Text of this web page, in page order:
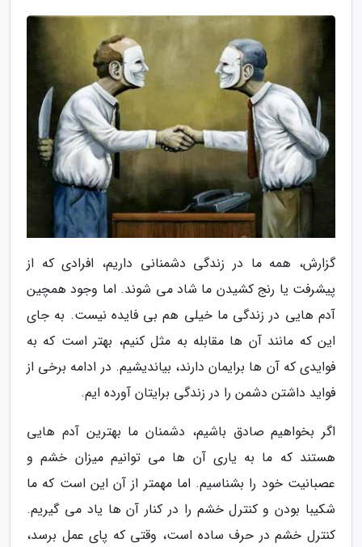
گزارش، همه ما در زندگی دشمنانی داریم، افرادی که از
پیشرفت یا رنج کشیدن ما شاد می شوند. اما وجود همچین
آدم هایی در زندگی ما خیلی هم بی فایده نیست. به جای
این که مانند آن ها مقابله به مثل کنیم، بهتر است که به
فوایدی که آن ها برایمان دارند، بیاندیشیم. در ادامه برخی از
فواید داشتن دشمن را در زندگی برایتان آورده ایم.
اگر بخواهیم صادق باشیم، دشمنان ما بهترین آدم هایی
هستند که ما به یاری آن ها می توانیم میزان خشم و
عصبانیت خود را بشناسیم. اما مهمتر از آن این است که ما
شکیبا بودن و کنترل خشم را در کنار آن ها یاد می گیریم.
کنترل خشم در حرف ساده است، وقتی که پای عمل برسد،